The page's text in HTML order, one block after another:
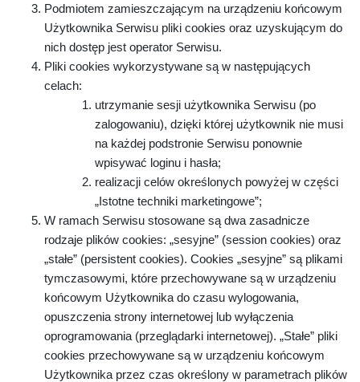
Podmiotem zamieszczającym na urządzeniu końcowym
Użytkownika Serwisu pliki cookies oraz uzyskującym do
nich dostęp jest operator Serwisu.
Pliki cookies wykorzystywane są w następujących
celach:
utrzymanie sesji użytkownika Serwisu (po
zalogowaniu), dzięki której użytkownik nie musi
na każdej podstronie Serwisu ponownie
wpisywać loginu i hasła;
realizacji celów określonych powyżej w części
„Istotne techniki marketingowe”;
W ramach Serwisu stosowane są dwa zasadnicze
rodzaje plików cookies: „sesyjne” (session cookies) oraz
„stałe” (persistent cookies). Cookies „sesyjne” są plikami
tymczasowymi, które przechowywane są w urządzeniu
końcowym Użytkownika do czasu wylogowania,
opuszczenia strony internetowej lub wyłączenia
oprogramowania (przeglądarki internetowej). „Stałe” pliki
cookies przechowywane są w urządzeniu końcowym
Użytkownika przez czas określony w parametrach plików